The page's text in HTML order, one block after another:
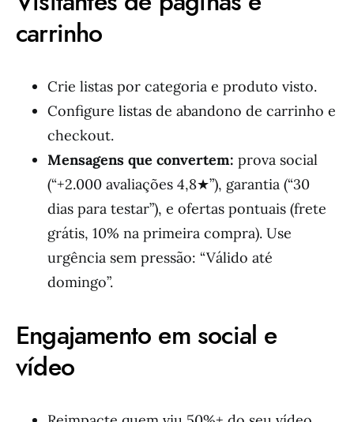
carrinho
Crie listas por categoria e produto visto.
Configure listas de abandono de carrinho e
checkout.
Mensagens que convertem: prova social
(“+2.000 avaliações 4,8★”), garantia (“30
dias para testar”), e ofertas pontuais (frete
grátis, 10% na primeira compra). Use
urgência sem pressão: “Válido até
domingo”.
Engajamento em social e
vídeo